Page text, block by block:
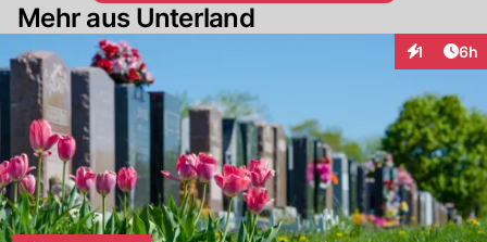
Mehr aus Unterland
1 6h